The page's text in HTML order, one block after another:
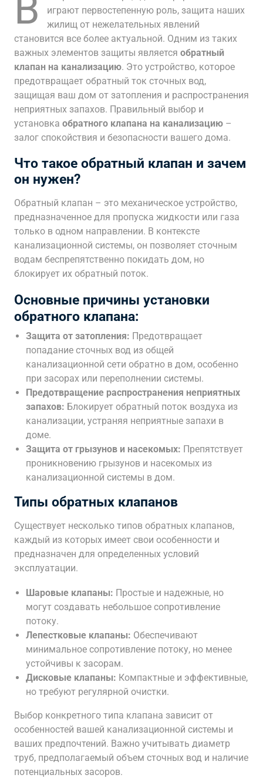
играют первостепенную роль, защита наших
жилищ от нежелательных явлений
становится все более актуальной. Одним из таких
важных элементов защиты является обратный
клапан на канализацию. Это устройство, которое
предотвращает обратный ток сточных вод,
защищая ваш дом от затопления и распространения
неприятных запахов. Правильный выбор и
установка обратного клапана на канализацию –
залог спокойствия и безопасности вашего дома.
Что такое обратный клапан и зачем
он нужен?
Обратный клапан – это механическое устройство,
предназначенное для пропуска жидкости или газа
только в одном направлении. В контексте
канализационной системы, он позволяет сточным
водам беспрепятственно покидать дом, но
блокирует их обратный поток.
Основные причины установки
обратного клапана:
Защита от затопления: Предотвращает
попадание сточных вод из общей
канализационной сети обратно в дом, особенно
при засорах или переполнении системы.
Предотвращение распространения неприятных
запахов: Блокирует обратный поток воздуха из
канализации, устраняя неприятные запахи в
доме.
Защита от грызунов и насекомых: Препятствует
проникновению грызунов и насекомых из
канализационной системы в дом.
Типы обратных клапанов
Существует несколько типов обратных клапанов,
каждый из которых имеет свои особенности и
предназначен для определенных условий
эксплуатации.
Шаровые клапаны: Простые и надежные, но
могут создавать небольшое сопротивление
потоку.
Лепестковые клапаны: Обеспечивают
минимальное сопротивление потоку, но менее
устойчивы к засорам.
Дисковые клапаны: Компактные и эффективные,
но требуют регулярной очистки.
Выбор конкретного типа клапана зависит от
особенностей вашей канализационной системы и
ваших предпочтений. Важно учитывать диаметр
труб, предполагаемый объем сточных вод и наличие
потенциальных засоров.